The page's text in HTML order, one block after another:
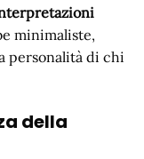
minimaliste,
personalità di chi
della